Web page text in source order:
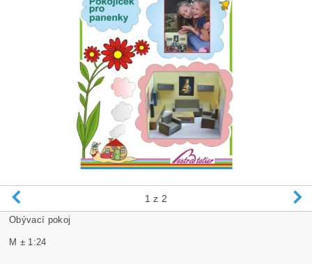
1 z 2
Obývací pokoj
M ± 1:24